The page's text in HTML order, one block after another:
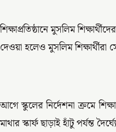
শিক্ষাপ্রতিষ্ঠানে মুসলিম
দেওয়া হলেও মুসলিম
আগে স্কুলের নির্দেশনা ক্রমে
মাথার স্কার্ফ ছাড়াই হাঁটু পর্যন্ত